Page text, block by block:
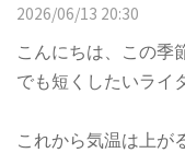
2026/06/13 20:30
こんにちは、この季
でも短くしたいライ
これから気温は上が